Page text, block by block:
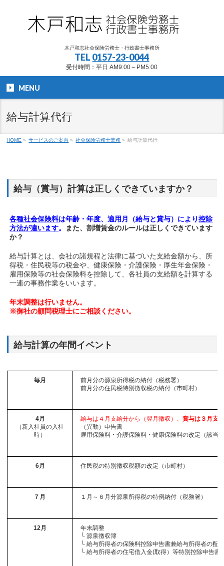
木戸和志社会保険労務士・行政書士事務所
TEL 0157-23-0044
受付時間：平日 AM9:00～PM5:00
MENU
給与計算代行
HOME » サービスのご案内 » 社会保険労務士業務 » 給与計算代行
給与（賞与）計算は正しくできていますか？
各種社会保険料は年齢・年度、適用月（給与と賞与）により控除
方法が違います。
また、割増賃金のルールは正しくできています
か？
給与計算とは、会社の諸規程と法律に基づいた支給金額から、所
得税・住民税等の税金や、健康保険・介護保険・厚生年金保険・
雇用保険等の社会保険料を控除して、各社員の支給額を計算する
一連の事務作業をいいます。
年末調整は行いません。
※御社の顧問税理士にご相談ください。
給与計算の年間イベント
毎月
前月分の源泉所得税の納付（税務署）
前月分の住民税特別徴収税の納付（市町村）
4月
（新入社員の入社
時）
給与は４月支給分から（翌月徴収）、賞与は３月支
（異動）申告書
雇用保険料・介護保険料・健康保険料の改定（該当
6月 住民税の特別徴収税額の改定（市町村）
７月 １月～６月分源泉所得税の特例納付（税務署）
12月
年末調整
└ 源泉徴収簿
└ 給与所得者の保険料控除申告書兼給与所得者の配
└ 給与所得者の住宅借入金(取得）等特別控除申告書